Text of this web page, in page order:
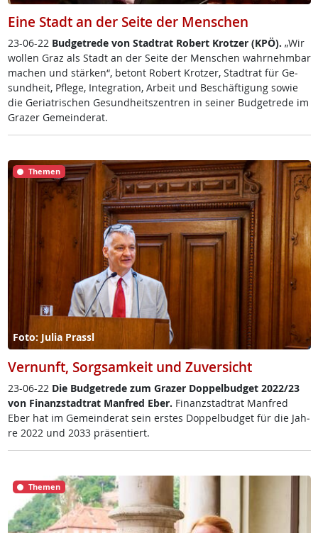
Eine Stadt an der Seite der Menschen
23-06-22 Bud­get­re­de von Stadt­rat Robert Krot­zer (KPÖ). „Wir
wol­len Graz als Stadt an der Sei­te der Men­schen wahr­nehm­bar
ma­chen und stär­ken“, be­tont Robert Krot­zer, Stadt­rat für ­Ge­
sund­heit, Pf­le­ge, In­te­g­ra­ti­on, Ar­beit und Be­schäf­ti­gung so­wie
die Ger­ia­tri­schen Ge­sund­heits­zen­t­ren in sei­ner Bud­get­re­de im
Gra­zer Ge­mein­de­rat.
Themen
Foto: Julia Prassl
Vernunft, Sorgsamkeit und Zuversicht
23-06-22 Die Bud­get­re­de zum Gra­zer Dop­pel­bud­get 2022/23
von Fi­nanz­stadt­rat Man­f­red Eber. Fi­nanz­stadt­rat Man­f­red
Eber hat im Ge­mein­de­rat sein ers­tes Dop­pel­bud­get für die Jah­
re 2022 und 2033 prä­sen­tiert.
Themen